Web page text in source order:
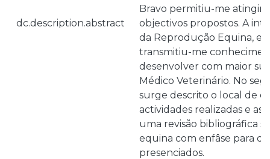
dc.description.abstract
Bravo permitiu-me atingir
objectivos propostos. A
da Reprodução Equina,
transmitiu-me
desenvolver com maior
Médico Veterinário. No
surge descrito o local de
actividades realizadas e
uma revisão bibliográfica
equina com enfâse para
presenciados.